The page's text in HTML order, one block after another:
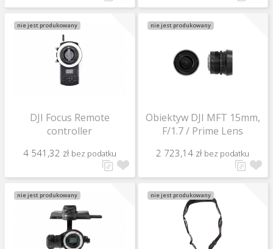
nie jest produkowany
DJI Focus Remote
controller
4 541,32 zł bez podatku
nie jest produkowany
Obiektyw DJI MFT 15mm,
F/1.7 / Prime Lens
2 723,14 zł bez podatku
nie jest produkowany nie jest produkowany